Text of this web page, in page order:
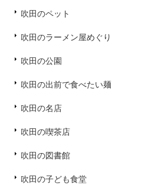
吹田のペット
吹田のラーメン屋めぐり
吹田の公園
吹田の出前で食べたい麺
吹田の名店
吹田の喫茶店
吹田の図書館
吹田の子ども食堂